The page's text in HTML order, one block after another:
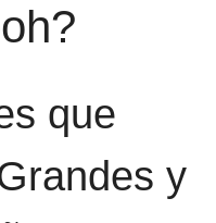
que
y